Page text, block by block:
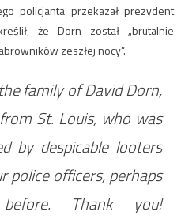
policjanta przekazał prezydent
że Dorn został „brutalnie
zeszłej nocy”.
family of David Dorn,
St. Louis, who was
by despicable looters
police officers, perhaps
Thank you!